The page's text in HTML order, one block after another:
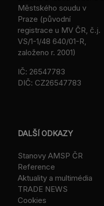
Městského soudu v
Praze (původní
registrace u MV ČR, č.j.
VS/1-1/48 640/01-R,
založeno r. 2001)
IČ: 26547783
DIČ: CZ26547783
DALŠÍ ODKAZY
Stanovy AMSP ČR
Reference
Aktuality a multimédia
TRADE NEWS
Cookies